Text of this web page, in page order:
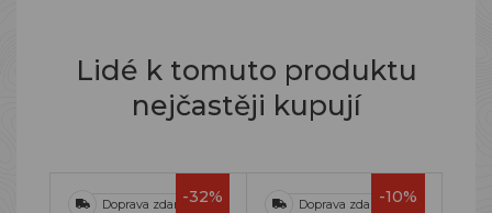
Lidé k tomuto produktu
nejčastěji kupují
-32%
Doprava zdarma -10%
Doprava zdarma